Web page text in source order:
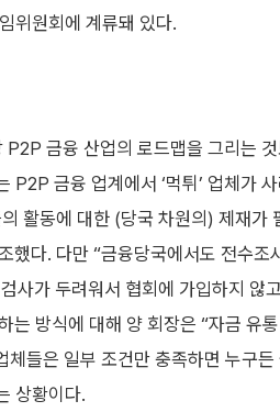
위원회에 계류돼 있다.
금융 산업의 로드맵을 그리는
금융 업계에서 ‘먹튀’ 업체가
활동에 대한 (당국 차원의) 제재가
했다. 다만 “금융당국에서도 전수조
사가 두려워서 협회에 가입하지 않
는 방식에 대해 양 회장은 “자금 유
들은 일부 조건만 충족하면 누구든
상황이다.